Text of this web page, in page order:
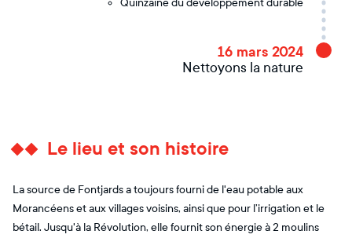
16 mars 2024
Nettoyons la nature
Le lieu et son histoire
La source de Fontjards a toujours fourni de l'eau potable aux
Morancéens et aux villages voisins, ainsi que pour l’irrigation et le
bétail. Jusqu'à la Révolution, elle fournit son énergie à 2 moulins